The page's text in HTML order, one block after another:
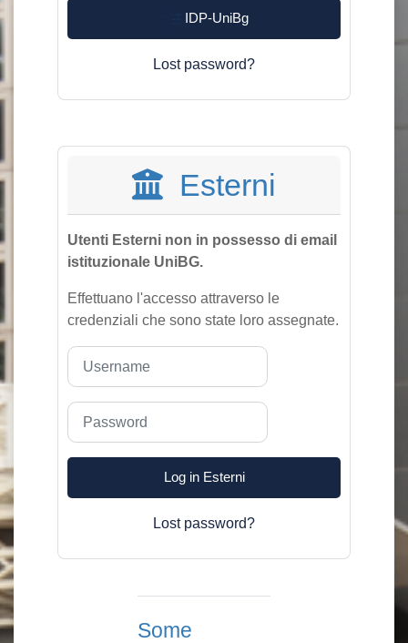
IDP-UniBg
Lost password?
Esterni
Utenti Esterni non in possesso di email
istituzionale UniBG.
Effettuano l'accesso attraverso le
credenziali che sono state loro assegnate.
Username
Password
Log in Esterni
Lost password?
Some